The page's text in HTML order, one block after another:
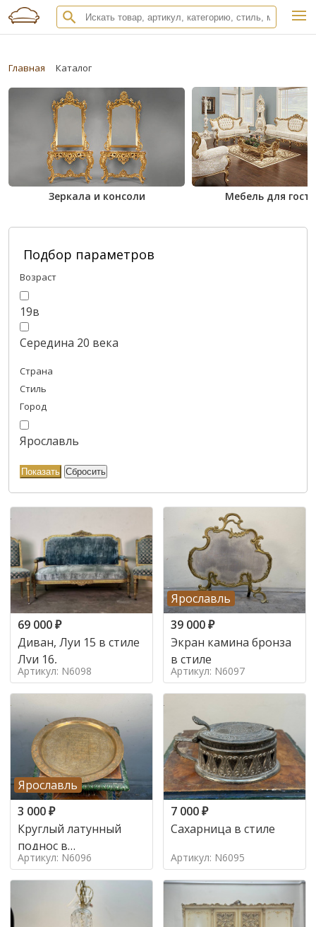
Главная Каталог
Зеркала и консоли Мебель для
Подбор параметров
Возраст
19в
Середина 20 века
Страна
Стиль
Город
Ярославль
69 000₽
Диван, Луи 15 в стиле
Луи 16,
Артикул: N6098
Ярославль
39 000₽
Экран камина бронза
в стиле
Артикул: N6097
Ярославль
3 000₽
Круглый латунный
поднос в
марокканском стиле в
стиле
Артикул: N6096
7 000₽
Сахарница в стиле
Артикул: N6095